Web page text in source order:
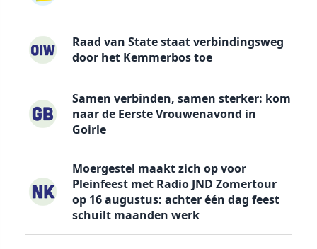
Raad van State staat verbindingsweg
door het Kemmerbos toe
Samen verbinden, samen sterker: kom
naar de Eerste Vrouwenavond in
Goirle
Moergestel maakt zich op voor
Pleinfeest met Radio JND Zomertour
op 16 augustus: achter één dag feest
schuilt maanden werk